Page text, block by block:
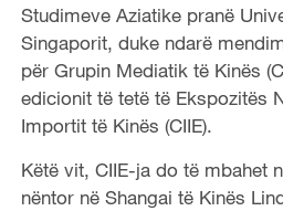
Studimeve Aziatike pranë
Singaporit, duke ndarë
për Grupin Mediatik të Kinës
edicionit të tetë të Ekspozitës
Importit të Kinës (CIIE).
Këtë vit, CIIE-ja do të mbahet
nëntor në Shangai të Kinës